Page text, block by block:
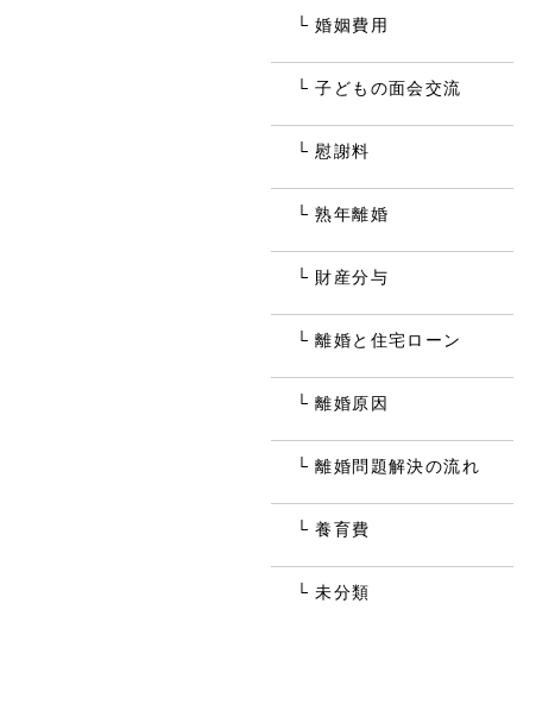
婚姻費用
子どもの面会交流
慰謝料
熟年離婚
財産分与
離婚と住宅ローン
離婚原因
離婚問題解決の流れ
養育費
未分類